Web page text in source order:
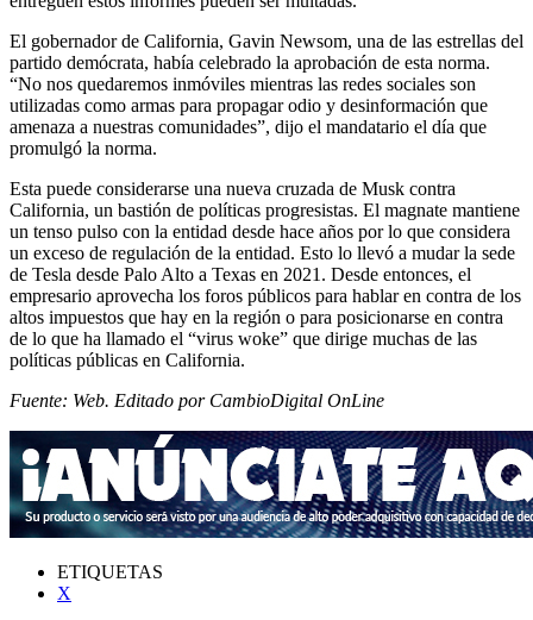
El gobernador de California, Gavin Newsom, una de las estrellas del
partido demócrata, había celebrado la aprobación de esta norma.
“No nos quedaremos inmóviles mientras las redes sociales son
utilizadas como armas para propagar odio y desinformación que
amenaza a nuestras comunidades”, dijo el mandatario el día que
promulgó la norma.
Esta puede considerarse una nueva cruzada de Musk contra
California, un bastión de políticas progresistas. El magnate mantiene
un tenso pulso con la entidad desde hace años por lo que considera
un exceso de regulación de la entidad. Esto lo llevó a mudar la sede
de Tesla desde Palo Alto a Texas en 2021. Desde entonces, el
empresario aprovecha los foros públicos para hablar en contra de los
altos impuestos que hay en la región o para posicionarse en contra
de lo que ha llamado el “virus woke” que dirige muchas de las
políticas públicas en California.
Fuente: Web. Editado por CambioDigital OnLine
ETIQUETAS
X